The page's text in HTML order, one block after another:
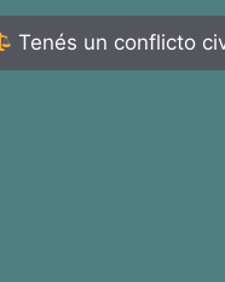
Tenés un conflicto